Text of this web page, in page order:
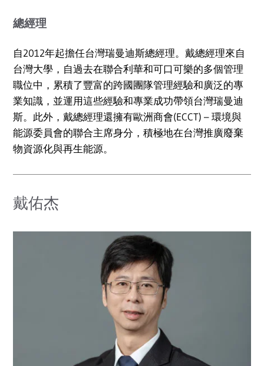
總經理
自2012年起擔任台灣瑞曼迪斯總經理。戴總經理來自
台灣大學，自過去在聯合利華和可口可樂的多個管理
職位中，累積了豐富的跨國團隊管理經驗和廣泛的專
業知識，並運用這些經驗和專業成功帶領台灣瑞曼迪
斯。此外，戴總經理還擁有歐洲商會(ECCT) – 環境與
能源委員會的聯合主席身分，積極地在台灣推廣廢棄
物資源化與再生能源。
戴佑杰